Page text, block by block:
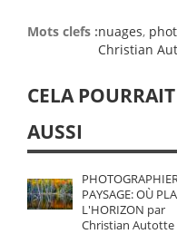
Mots clefs :nuages,
Christian
CELA
AUSSI
PAYSAGE: OÙ
L'HORIZON par
Christian Autotte